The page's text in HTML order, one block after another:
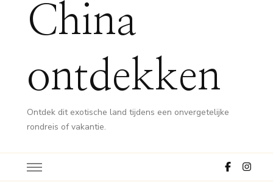
China
ontdekken
Ontdek dit exotische land tijdens een onvergetelijke
rondreis of vakantie.